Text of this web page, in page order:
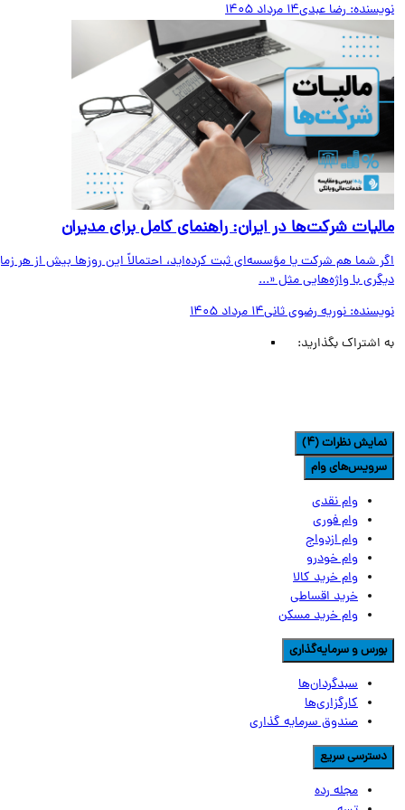
رضا عبدی14 مرداد 1405
شرکت‌ها در ایران: راهنمای کامل برای مدیران
شما هم شرکت یا مؤسسه‌ای ثبت کرده‌اید، احتمالاً این روزها بیش از هر زمان
با واژه‌هایی مثل «...
نوریه رضوی ثانی14 مرداد 1405
اشتراک بگذارید:
نظرات (4)
وام
وام نقدی
وام فوری
وام ازدواج
وام خودرو
وام خرید کالا
خرید اقساطی
وام خرید مسکن
و سرمایه‌گذاری
سبدگردان‌ها
کارگزاری‌ها
صندوق سرمایه گذاری
سریع
مجله رده